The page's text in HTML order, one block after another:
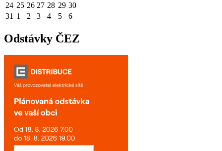
24 25 26 27 28 29 30
31 1 2 3 4 5 6
Odstávky ČEZ